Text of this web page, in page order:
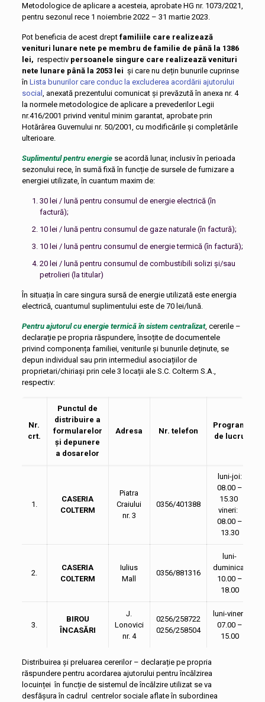
Metodologice de aplicare a acesteia, aprobate HG nr. 1073/2021,
pentru sezonul rece 1 noiembrie 2022 – 31 martie 2023.
Pot beneficia de acest drept familiile care realizează
venituri lunare nete pe membru de familie de până la 1386
lei, respectiv persoanele singure care realizează venituri
nete lunare până la 2053 lei și care nu dețin bunurile cuprinse
în Lista bunurilor care conduc la excluderea acordării ajutorului
social , anexată prezentului comunicat și prevăzută în anexa nr. 4
la normele metodologice de aplicare a prevederilor Legii
nr.416/2001 privind venitul minim garantat, aprobate prin
Hotărârea Guvernului nr. 50/2001, cu modificările și completările
ulterioare.
Suplimentul pentru energiese acordă lunar, inclusiv în perioada
sezonului rece, în sumă fixă în funcție de sursele de furnizare a
energiei utilizate, în cuantum maxim de:
30 lei / lună pentru consumul de energie electrică (în
factură);
10 lei / lună pentru consumul de gaze naturale (în factură);
10 lei / lună pentru consumul de energie termică (în factură);
20 lei / lună pentru consumul de combustibili solizi și/sau
petrolieri (la titular)
În situația în care singura sursă de energie utilizată este energia
electrică, cuantumul suplimentului este de 70 lei/lună.
Pentru ajutorul cu energie termică în sistem centralizat, cererile –
declarație pe propria răspundere, însoțite de documentele
privind componența familiei, veniturile și bunurile deținute, se
depun individual sau prin intermediul asociațiilor de
proprietari/chiriași prin cele 3 locații ale S.C. Colterm S.A.,
respectiv:
Nr.
crt.
Punctul de
distribuire a
formularelor
și depunere
a dosarelor
Adresa Nr. telefon
Program
de lucru
1.
CASERIA
COLTERM
Piatra
Craiului
nr. 3
0356/401388
luni-joi:
08.00–
15.30
vineri:
08.00–
13.30
2.
CASERIA
COLTERM
Iulius
Mall
0356/881316
luni-
duminica:
10.00–
18.00
3.
BIROU
ÎNCASĂRI
J.
Lonovici
nr. 4
0256/258722
0256/258504
luni-vineri:
07.00–
15.00
Distribuirea și preluarea cererilor – declarație pe propria
răspundere pentru acordarea ajutorului pentru încălzirea
locuinței în funcție de sistemul de încălzire utilizat se va
desfășura în cadrul centrelor sociale aflate în subordinea